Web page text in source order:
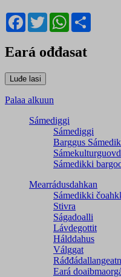
Facebook
TwitterWhatsApp
Eará ođđasat
Palaa alkuun
Sámediggi
Sámediggi
Barggus
Sámedikki
Mearrádusdahkan
Sámedikki
Stivra
Ságadoalli
Lávdegottit
Hálddahus
Válggat
Eará